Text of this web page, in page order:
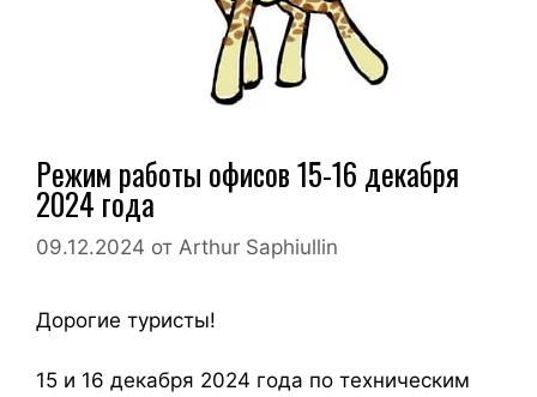
Режим работы офисов 15-16 декабря
2024 года
09.12.2024 от Arthur Saphiullin
Дорогие туристы!
15 и 16 декабря 2024 года по техническим